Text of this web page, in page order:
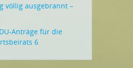
völlig ausgebrannt –
Anträge für die
6